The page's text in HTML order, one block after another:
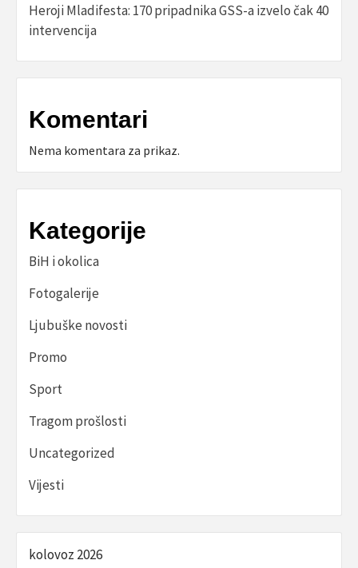
Heroji Mladifesta: 170 pripadnika GSS-a izvelo čak 40
intervencija
Komentari
Nema komentara za prikaz.
Kategorije
BiH i okolica
Fotogalerije
Ljubuške novosti
Promo
Sport
Tragom prošlosti
Uncategorized
Vijesti
kolovoz 2026